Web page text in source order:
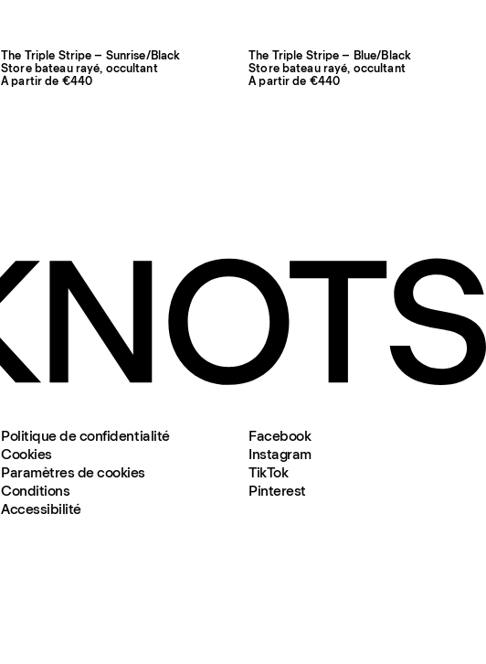
The Triple Stripe – Sunrise/Black
Store bateau rayé, occultant
À partir de €440
The Triple Stripe – Blue/Black
Store bateau rayé, occultant
À partir de €440
Politique de confidentialité
Cookies
Paramètres de cookies
Conditions
Accessibilité
Facebook
Instagram
TikTok
Pinterest